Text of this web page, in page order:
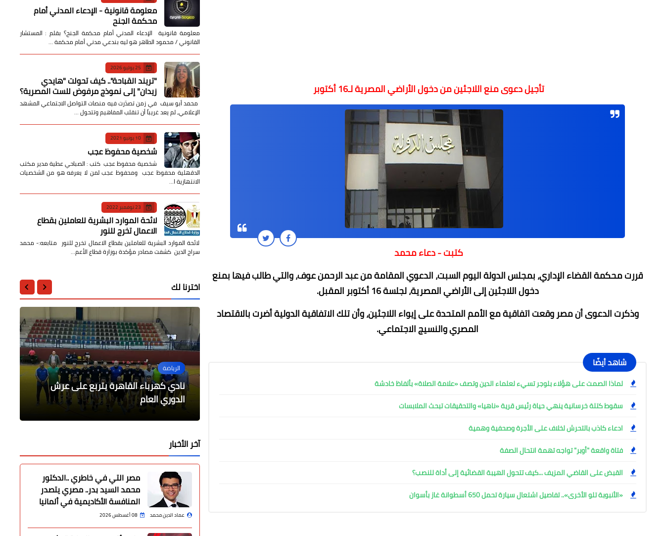
تأجيل دعوى منع اللاجئين من دخول الأراضي المصرية لـ16 أكتوبر
كتبت - دعاء محمد
قررت محكمة القضاء الإداري، بمجلس الدولة اليوم السبت، الدعوي المقامة من عبد الرحمن عوف، والتي طالب فيها بمنع
دخول اللاجئين إلى الأراضي المصرية، لجلسة 16 أكتوبر المقبل.
وذكرت الدعوى أن مصر وقعت اتفاقية مع الأمم المتحدة على إيواء اللاجئين، وأن تلك الاتفاقية الدولية أضرت بالاقتصاد
المصري والنسيج الاجتماعي.
شاهد أيضًا
لماذا الصمت على هؤلاء بلوجر تسيء لعلماء الدين وتصف «علامة الصلاة» بألفاظ خادشة
سقوط كتلة خرسانية ينهي حياة رئيس قرية «ناهيا» والتحقيقات تبحث الملابسات
ادعاء كاذب بالتحرش لخلاف على الأجرة وصحفية وهمية
فتاة واقعة "أوبر" تواجه تهمة انتحال الصفة
القبض على القاضي المزيف ...كيف تتحول الهيبة القضائية إلى أداة للنصب؟
«الأنبوبة تلو الأخرى».. تفاصيل اشتعال سيارة تحمل 650 أسطوانة غاز بأسوان
معلومة قانونية - الإدعاء المدني أمام
محكمة الجنح
معلومة قانونية الإدعاء المدني أمام محكمة الجنح؟ بقلم : المستشار
القانوني / محمود الطاهر هو ليه بندعي مدني أمام محكمة …
25 يوليو 2026
​"تريند القباحة".. كيف تحولت "هايدي
زيدان" إلى نموذج مرفوض للست المصرية؟
​ محمد أبو سيف ​في زمن تصدّرت فيه منصات التواصل الاجتماعي المشهد
الإعلامي، لم يعد غريباً أن تنقلب المفاهيم وتتحول …
10 يونيو 2021
شخصية محفوظ عجب
شخصية محفوظ عجب كتب : الصباحي عطية مدير مكتب
الدقهلية محفوظ عجب ومحفوظ عجب لمن لا يعرفه هو من الشخصيات
الانتهازية ا…
23 نوفمبر 2022
لائحة الموارد البشرية للعاملين بقطاع
الاعمال تخرج للنور
لائحة الموارد البشرية للعاملين بقطاع الاعمال تخرج للنور متابعه:- محمد
سراج الدين كشفت مصادر مؤكدة بوزارة قطاع الأعم…
اخترنا لك
عالمى
العثور على طفل حيآ تحت الأنقاض بعد
يومين من زلزال إندونيسيا
محمد ابو سيف
الرياضة
نادي كهرباء القاهرة يتربع على عرش
الدوري العام
محمد ابو سيف
أخبار مصر
مواصلة تدريب المرشحين لتولي مناصب
قيادية في المحليات
الرياضة
اللاعب "عمر خالد" لاعب منتخب مصر
للشباب للملاكمة يحصد برونزية بطولة
العالم
محمد ابو سيف
عاجل
عاجل/ إنتهاء مسيرة ياسر الشهراني لاعب
المنتخب السعودي الكروية رسمياً
آخر الأخبار
مصر التي في خاطري ..الدكتور
محمد السيد بدر.. مصري يتصدر
المنافسة الأكاديمية في ألمانيا
عماد الدين محمد 08 أغسطس 2026